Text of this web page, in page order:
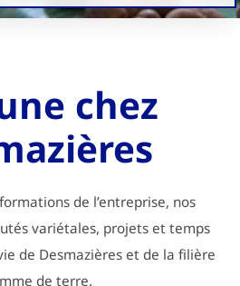
chez
de l’entreprise, nos
variétales, projets et temps
de Desmazières et de la filière
de terre.